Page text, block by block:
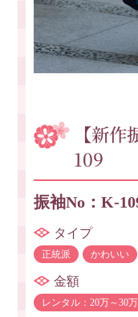
【新
109
振袖No：K-
タイプ
正統派 かわいい
金額
レンタル：20万～30万